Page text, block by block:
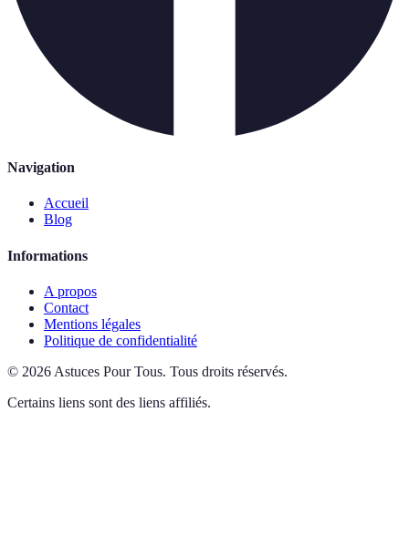
Navigation
Accueil
Blog
Informations
A propos
Contact
Mentions légales
Politique de confidentialité
© 2026 Astuces Pour Tous. Tous droits réservés.
Certains liens sont des liens affiliés.